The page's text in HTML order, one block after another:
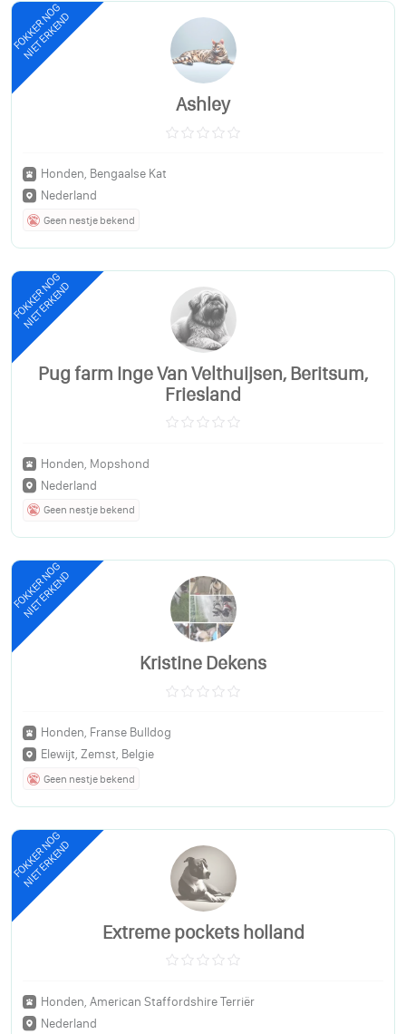
FOKKER NOG
NIET ERKEND
Ashley
Honden, Bengaalse Kat
Nederland
Geen nestje bekend
FOKKER NOG
NIET ERKEND
Pug farm Inge Van Velthuijsen, Beritsum,
Friesland
Honden, Mopshond
Nederland
Geen nestje bekend
FOKKER NOG
NIET ERKEND
Kristine Dekens
Honden, Franse Bulldog
Elewijt, Zemst, Belgie
Geen nestje bekend
FOKKER NOG
NIET ERKEND
Extreme pockets holland
Honden, American Staffordshire Terriër
Nederland